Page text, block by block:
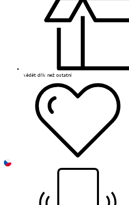
vědět dřív než ostatní